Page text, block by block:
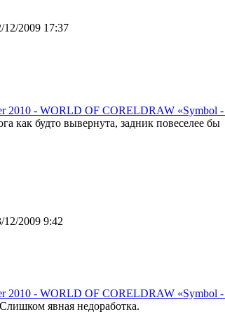
12/2009 17:37
2010 - WORLD OF CORELDRAW «Symbol -
как будто вывернута, задник повеселее бы
12/2009 9:42
2010 - WORLD OF CORELDRAW «Symbol -
явная недоработка.